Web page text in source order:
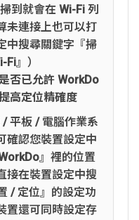
到就會在 Wi-Fi 列
未連接上也可以打
中搜尋關鍵字『掃
Fi』）
否已允許 WorkDo
高定位精確度
平板 / 電腦作業系
確認您裝置設定中
』裡的位置
接在裝置設定中搜
/ 定位』的設定功
置還可同時設定存